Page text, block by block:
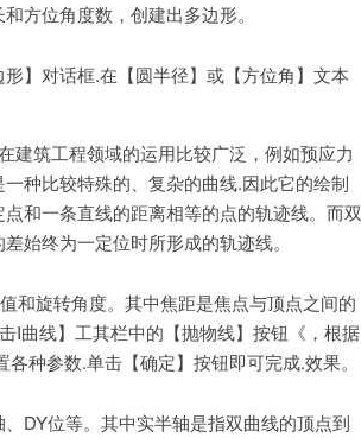
方位角度数，创建出多边形。
】对话框.在【圆半径】或【方位角】文本
建筑工程领域的运用比较广泛，例如预应力
种比较特殊的、复杂的曲线.因此它的绘制
和一条直线的距离相等的点的轨迹线。而双
始终为一定位时所形成的轨迹线。
和旋转角度。其中焦距是焦点与顶点之间的
I曲线】工其栏中的【抛物线】按钮《，根据
种参数.单击【确定】按钮即可完成.效果。
DY位等。其中实半轴是指双曲线的顶点到